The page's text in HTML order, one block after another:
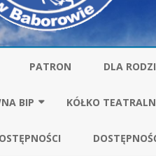
PATRON DLA
STOŁÓWKA
BIP
SPRAWOZDANIA
KÓŁKO